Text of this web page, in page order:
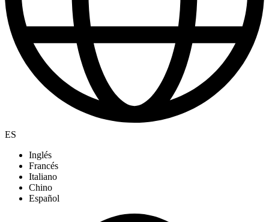
ES
Inglés
Francés
Italiano
Chino
Español